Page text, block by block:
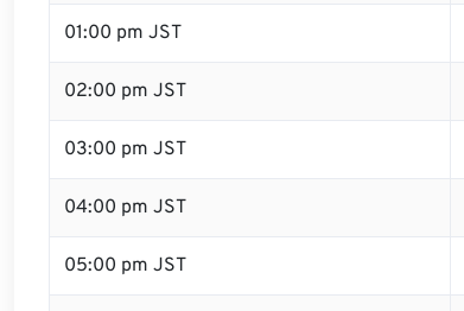
01:00 pm JST
02:00 pm JST
03:00 pm JST
04:00 pm JST
05:00 pm JST